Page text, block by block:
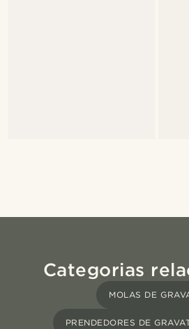
Categorias
MOLAS DE
PRENDEDORES DE